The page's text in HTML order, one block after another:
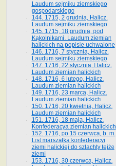
Laudum sejmiku ziemskiego
gospodarskiego
144. 1715, 2 grudnia, Halicz.
Laudum sejmiku ziemskiego
145. 1715, 18 grudnia, pod
Kąkolnikami. Laudum ziemian
halickich na popisie uchwalone
146. 1716, 7 stycznia, Halicz.
Laudum sejmiku ziemskiego
147. 1716, 22 stycznia, Halicz.
Laudum ziemian halickich
148. 1716, 6 lutego, Halicz.
Laudum ziemian halickich
149. 1716, 23 marca, Halicz.
Laudum ziemian halickich
150. 1716, 20 kwietnia, Halicz.
Laudum ziemian halickich
151. 1716, 18 maja, Halicz.
Konfederacya ziemian halickich
152. 1716, po 15 czerwca, b. m.
List marszałka konfederacyi
ziemi halickiej do szlachty tejże
ziemi
153. 1716, 30 czerwca, Halicz.